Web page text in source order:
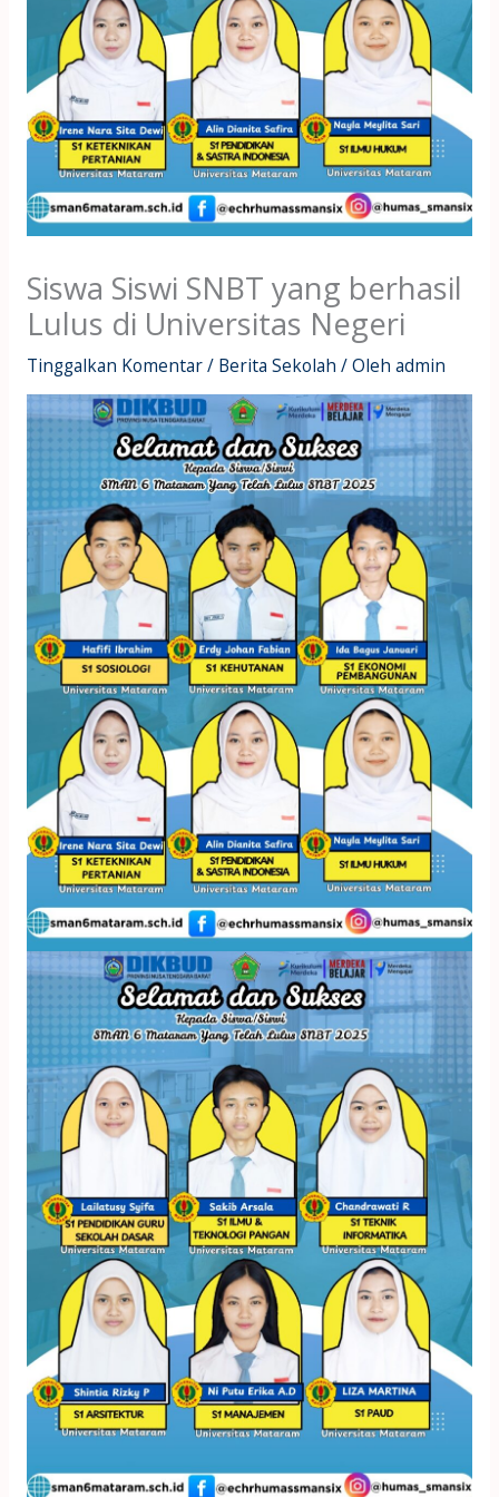
Siswa Siswi SNBT yang berhasil
Lulus di Universitas Negeri
Tinggalkan Komentar/ Berita Sekolah / Oleh admin